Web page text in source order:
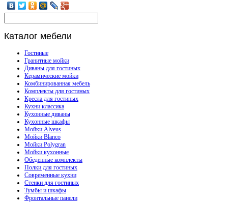
Каталог мебели
Гостиные
Гранитные мойки
Диваны для гостиных
Керамические мойки
Комбинированная мебель
Комплекты для гостиных
Кресла для гостиных
Кухни классика
Кухонные диваны
Кухонные шкафы
Мойки Alveus
Мойки Blanco
Мойки Polygran
Мойки кухонные
Обеденные комплекты
Полки для гостиных
Современные кухни
Стенки для гостиных
Тумбы и шкафы
Фронтальные панели